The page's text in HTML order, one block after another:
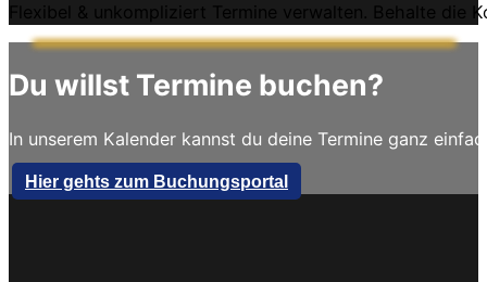
Flexibel & unkompliziert Termine verwalten. Behalte die
Du willst Termine buchen?
In unserem Kalender kannst du deine Termine ganz
Hier gehts zum Buchungsportal